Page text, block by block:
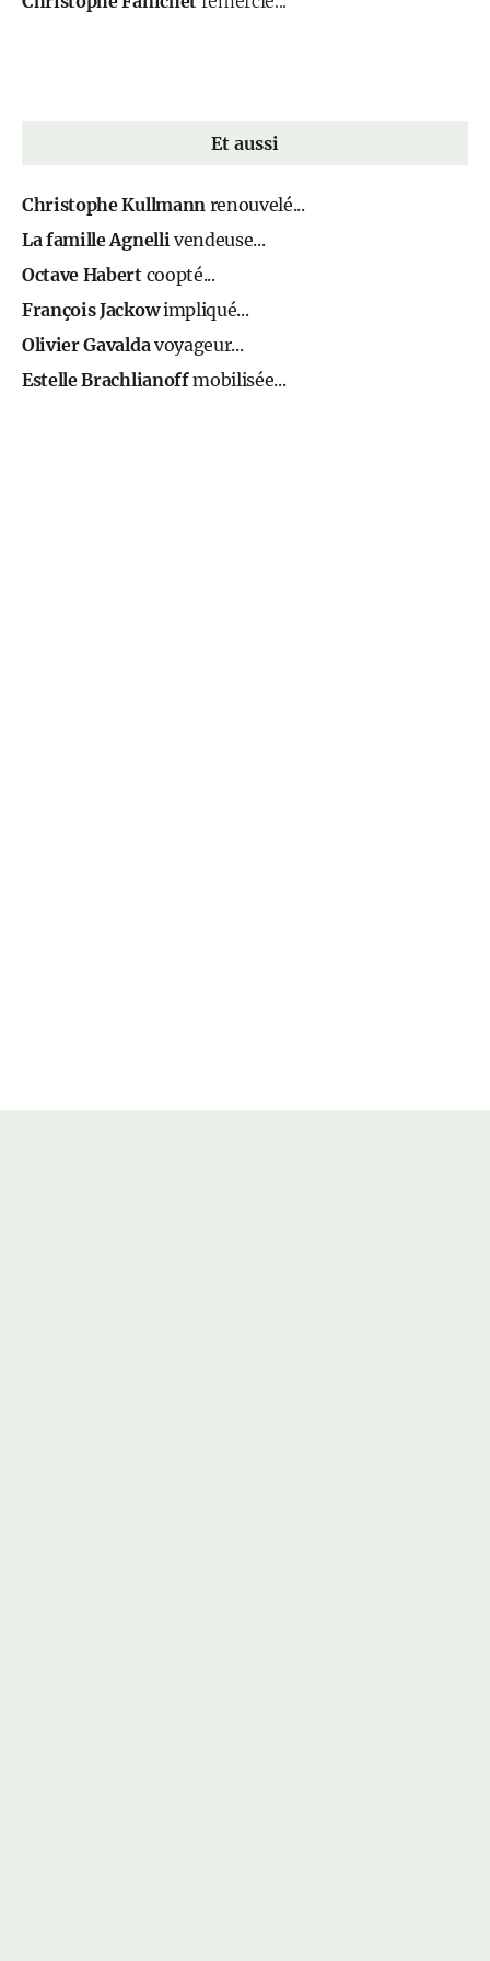
Et aussi
Christophe Kullmannrenouvelé...
La famille Agnellivendeuse...
Octave Habertcoopté...
François Jackowimpliqué...
Olivier Gavaldavoyageur...
Estelle Brachlianoffmobilisée...